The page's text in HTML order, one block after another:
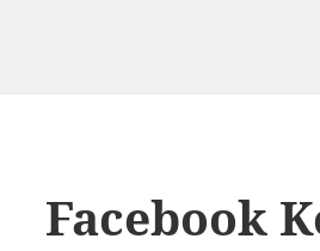
Facebook